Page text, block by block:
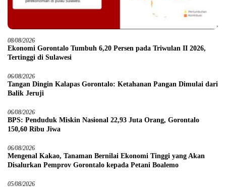
08/08/2026
Ekonomi Gorontalo Tumbuh 6,20 Persen pada Triwulan II 2026,
Tertinggi di Sulawesi
06/08/2026
Tangan Dingin Kalapas Gorontalo: Ketahanan Pangan Dimulai dari
Balik Jeruji
06/08/2026
BPS: Penduduk Miskin Nasional 22,93 Juta Orang, Gorontalo
150,60 Ribu Jiwa
06/08/2026
Mengenal Kakao, Tanaman Bernilai Ekonomi Tinggi yang Akan
Disalurkan Pemprov Gorontalo kepada Petani Boalemo
05/08/2026